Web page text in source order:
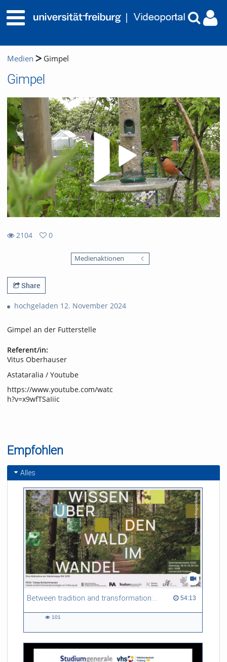
Medien Gimpel
Gimpel
2104
0
Medienaktionen
Share
hochgeladen 12. November 2024
Gimpel an der Futterstelle
Referent/in:
Vitus Oberhauser
Astataralia / Youtube
https://www.youtube.com/watc
h?v=x9wfTSaIiic
Empfohlen
Alles
Between tradition and transformation: how owners, advisers and institutions co-create knowledge for resilient forests in Europe 54:13
54:13 duration
101